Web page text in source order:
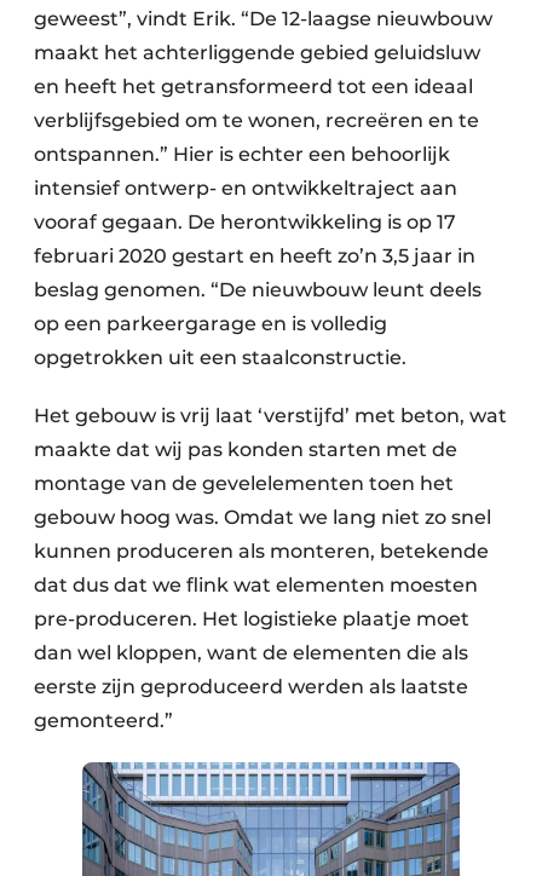
geweest”, vindt Erik. “De 12-laagse nieuwbouw
maakt het achterliggende gebied geluidsluw
en heeft het getransformeerd tot een ideaal
verblijfsgebied om te wonen, recreëren en te
ontspannen.” Hier is echter een behoorlijk
intensief ontwerp- en ontwikkeltraject aan
vooraf gegaan. De herontwikkeling is op 17
februari 2020 gestart en heeft zo’n 3,5 jaar in
beslag genomen. “De nieuwbouw leunt deels
op een parkeergarage en is volledig
opgetrokken uit een staalconstructie.
Het gebouw is vrij laat ‘verstijfd’ met beton, wat
maakte dat wij pas konden starten met de
montage van de gevelelementen toen het
gebouw hoog was. Omdat we lang niet zo snel
kunnen produceren als monteren, betekende
dat dus dat we flink wat elementen moesten
pre-produceren. Het logistieke plaatje moet
dan wel kloppen, want de elementen die als
eerste zijn geproduceerd werden als laatste
gemonteerd.”